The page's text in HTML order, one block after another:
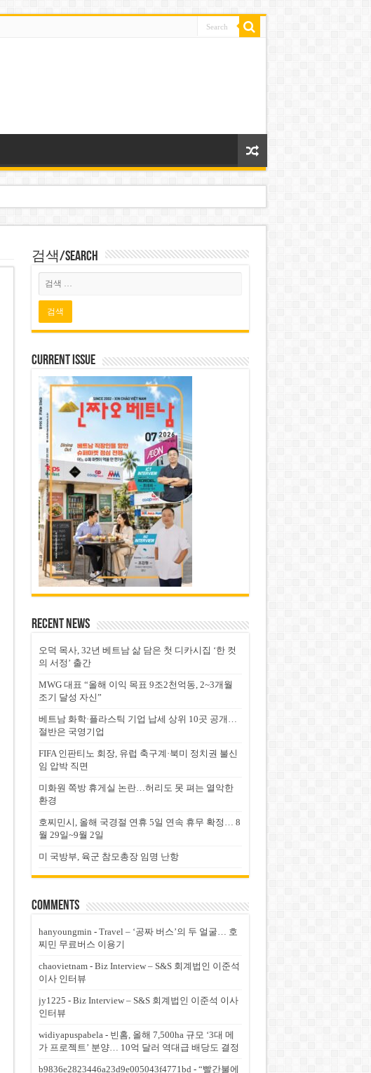
검색/Search
Current Issue
Recent News
오덕 목사, 32년 베트남 삶 담은 첫 디카시집 ‘한 컷
의 서정’ 출간
MWG 대표 “올해 이익 목표 9조2천억동, 2~3개월
조기 달성 자신”
베트남 화학·플라스틱 기업 납세 상위 10곳 공개…
절반은 국영기업
FIFA 인판티노 회장, 유럽 축구계·북미 정치권 불신
임 압박 직면
미화원 쪽방 휴게실 논란…허리도 못 펴는 열악한
환경
호찌민시, 올해 국경절 연휴 5일 연속 휴무 확정… 8
월 29일~9월 2일
미 국방부, 육군 참모총장 임명 난항
Comments
hanyoungmin - Travel – ‘공짜 버스’의 두 얼굴… 호
찌민 무료버스 이용기
chaovietnam- Biz Interview – S&S 회계법인 이준석
이사 인터뷰
jy1225 - Biz Interview – S&S 회계법인 이준석 이사
인터뷰
widiyapuspabela- 빈홈, 올해 7,500ha 규모 ‘3대 메
가 프로젝트’ 분양… 10억 달러 역대급 배당도 결정
b9836e2823446a23d9e005043f4771bd- “빨간불에